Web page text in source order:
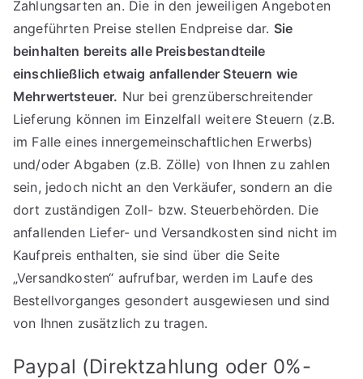
Zahlungsarten an. Die in den jeweiligen Angeboten
angeführten Preise stellen Endpreise dar. Sie
beinhalten bereits alle Preisbestandteile
einschließlich etwaig anfallender Steuern wie
Mehrwertsteuer. Nur bei grenzüberschreitender
Lieferung können im Einzelfall weitere Steuern (z.B.
im Falle eines innergemeinschaftlichen Erwerbs)
und/oder Abgaben (z.B. Zölle) von Ihnen zu zahlen
sein, jedoch nicht an den Verkäufer, sondern an die
dort zuständigen Zoll- bzw. Steuerbehörden. Die
anfallenden Liefer- und Versandkosten sind nicht im
Kaufpreis enthalten, sie sind über die Seite
„Versandkosten“ aufrufbar, werden im Laufe des
Bestellvorganges gesondert ausgewiesen und sind
von Ihnen zusätzlich zu tragen.
Paypal (Direktzahlung oder 0%-